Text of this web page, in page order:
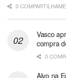
0
Vasco
compra
0
Alvo na